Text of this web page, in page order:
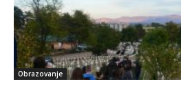
Obrazovanje